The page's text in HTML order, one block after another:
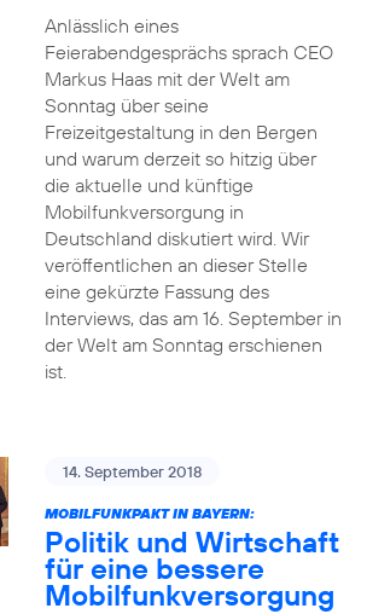
Anlässlich eines
Feierabendgesprächs sprach CEO
Markus Haas mit der Welt am
Sonntag über seine
Freizeitgestaltung in den Bergen
und warum derzeit so hitzig über
die aktuelle und künftige
Mobilfunkversorgung in
Deutschland diskutiert wird. Wir
veröffentlichen an dieser Stelle
eine gekürzte Fassung des
Interviews, das am 16. September in
der Welt am Sonntag erschienen
ist.
14. September 2018
MOBILFUNKPAKT IN BAYERN:
Politik und Wirtschaft
für eine bessere
Mobilfunkversorgung